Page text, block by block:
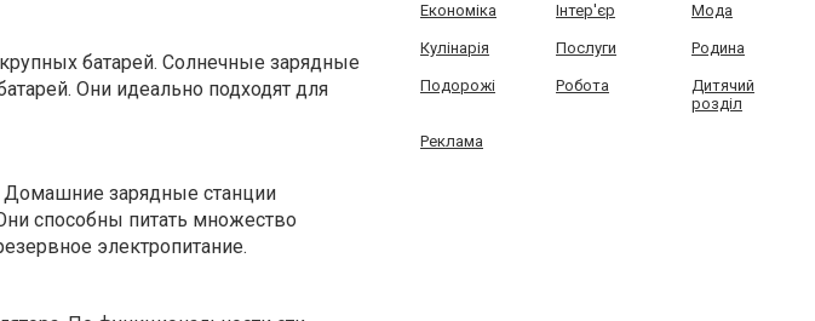
батарей. Солнечные зарядные
Они идеально подходят для
Домашние зарядные станции
способны питать множество
электропитание.
Економіка Інтер'єр Мода
Кулінарія Послуги Родина
Подорожі Робота
Дитячий
розділ
Реклама